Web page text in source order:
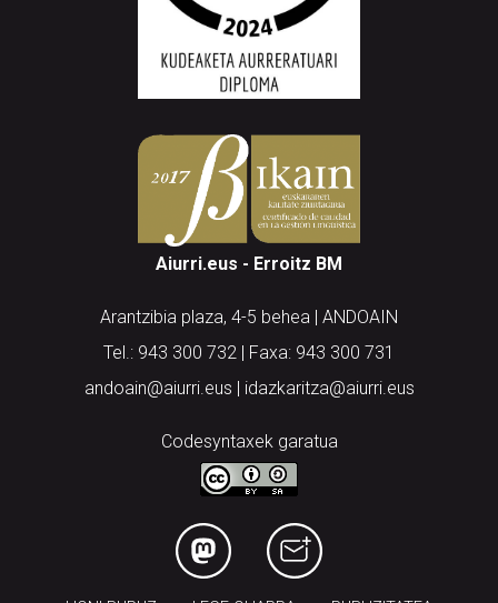
Aiurri.eus - Erroitz BM
Arantzibia plaza, 4-5 behea | ANDOAIN
Tel.: 943 300 732 | Faxa: 943 300 731
andoain@aiurri.eus | idazkaritza@aiurri.eus
Codesyntaxek garatua